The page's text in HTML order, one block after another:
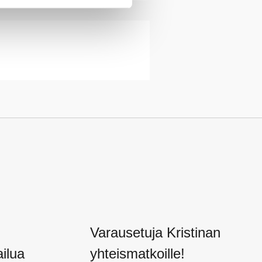
sairastumisia ja
Varausetuja Kristinan
yhteismatkoille!